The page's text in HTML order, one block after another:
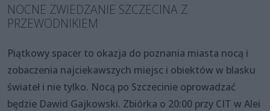
NOCNE ZWIEDZANIE SZCZECINA Z
PRZEWODNIKIEM
Piątkowy spacer to okazja do poznania miasta nocą i
zobaczenia najciekawszych miejsc i obiektów w blasku
świateł i nie tylko. Nocą po Szczecinie oprowadzać
będzie Dawid Gajkowski. Zbiórka o 20:00 przy CIT w Alei